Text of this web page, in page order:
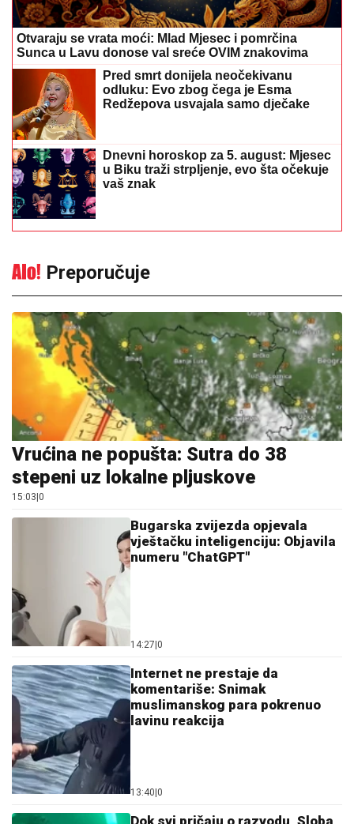
Otvaraju se vrata moći: Mlad Mjesec i pomrčina
Sunca u Lavu donose val sreće OVIM znakovima
Pred smrt donijela neočekivanu
odluku: Evo zbog čega je Esma
Redžepova usvajala samo dječake
Dnevni horoskop za 5. august: Mjesec
u Biku traži strpljenje, evo šta očekuje
vaš znak
Preporučuje
Vrućina ne popušta: Sutra do 38
stepeni uz lokalne pljuskove
15:03 0
Bugarska zvijezda opjevala
vještačku inteligenciju: Objavila
numeru "ChatGPT"
14:27 0
Internet ne prestaje da
komentariše: Snimak
muslimanskog para pokrenuo
lavinu reakcija
13:40 0
Dok svi pričaju o razvodu, Sloba